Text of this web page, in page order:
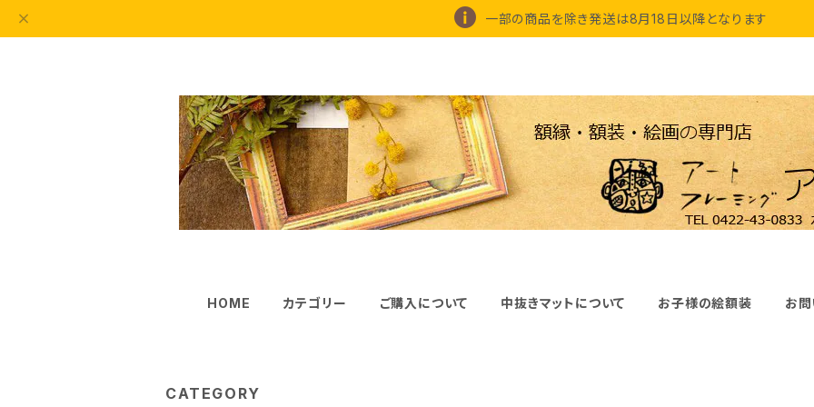
一部の商品を除き発送は8月18日以降となります
HOME カテゴリー ご購入について 中抜きマットについて お子様の絵額装 お
CATEGORY